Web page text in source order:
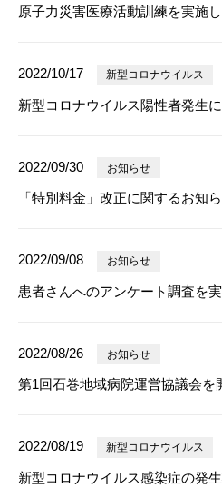
原子力災害医療活動訓練を実施
2022/10/17 新型コロナウイルス
新型コロナウイルス陽性者発生
2022/09/30 お知らせ
「特別料金」改正に関するお知
2022/09/08 お知らせ
患者さんへのアンケート調査を
2022/08/26 お知らせ
第1回石巻地域病院運営協議会を
2022/08/19 新型コロナウイルス
新型コロナウイルス感染症の発